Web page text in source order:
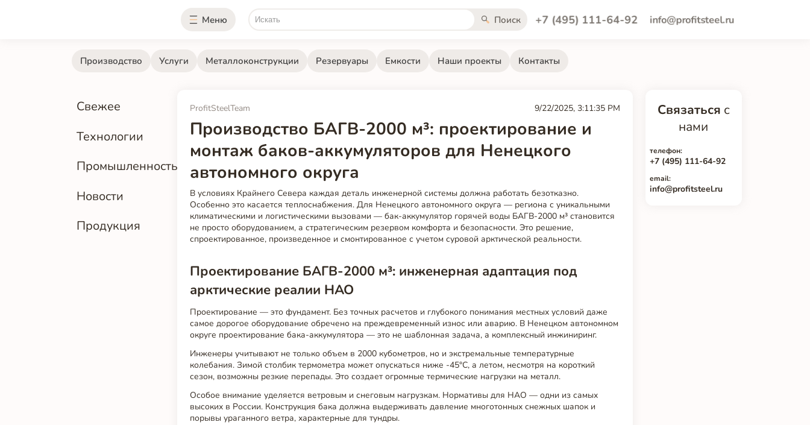
Меню Поиск +7 (495) 111-64-92 info@profitsteel.ru
Производство Услуги Металлоконструкции Резервуары Емкости Наши проекты Контакты
Свежее
Технологии
Промышленность
Новости
Продукция
ProfitSteelTeam 9/22/2025, 3:11:35 PM
Производство БАГВ-2000 м³: проектирование и
монтаж баков-аккумуляторов для Ненецкого
автономного округа
В условиях Крайнего Севера каждая деталь инженерной системы должна работать безотказно.
Особенно это касается теплоснабжения. Для Ненецкого автономного округа — региона с уникальными
климатическими и логистическими вызовами — бак-аккумулятор горячей воды БАГВ-2000 м³ становится
не просто оборудованием, а стратегическим резервом комфорта и безопасности. Это решение,
спроектированное, произведенное и смонтированное с учетом суровой арктической реальности.
Проектирование БАГВ-2000 м³: инженерная адаптация под
арктические реалии НАО
Проектирование — это фундамент. Без точных расчетов и глубокого понимания местных условий даже
самое дорогое оборудование обречено на преждевременный износ или аварию. В Ненецком автономном
округе проектирование бака-аккумулятора — это не шаблонная задача, а комплексный инжиниринг.
Инженеры учитывают не только объем в 2000 кубометров, но и экстремальные температурные
колебания. Зимой столбик термометра может опускаться ниже -45°C, а летом, несмотря на короткий
сезон, возможны резкие перепады. Это создает огромные термические нагрузки на металл.
Особое внимание уделяется ветровым и снеговым нагрузкам. Нормативы для НАО — одни из самых
высоких в России. Конструкция бака должна выдерживать давление многотонных снежных шапок и
порывы ураганного ветра, характерные для тундры.
Связаться с
нами
телефон:
+7 (495) 111-64-92
email:
info@profitsteel.ru